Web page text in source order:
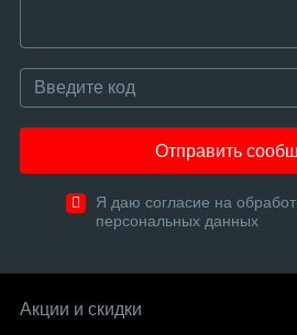
Отправить
Я даю согласие на
персональных данных
Акции и скидки